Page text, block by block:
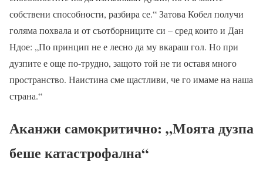
собствени способности, разбира се.“ Затова Кобел получи
голяма похвала и от съотборниците си – сред които и Дан
Ндое: „По принцип не е лесно да му вкараш гол. Но при
дузпите е още по-трудно, защото той не ти оставя много
пространство. Наистина сме щастливи, че го имаме на наша
страна.“
Аканжи самокритично: „Моята дузпа
беше катастрофална“